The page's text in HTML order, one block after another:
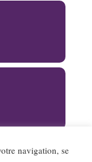
navigation, se